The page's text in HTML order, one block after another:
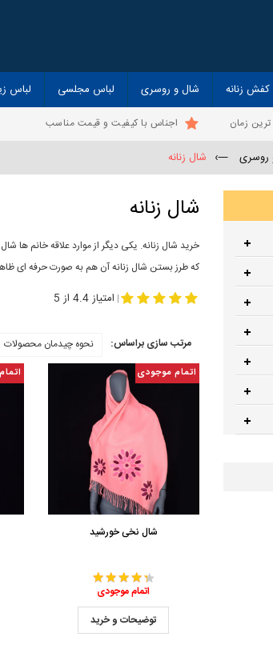
کفش زنانه شال و روسری لباس مجلسی لباس
زمان اجناس با کیفیت و قیمت مناسب
روسری —› شال زنانه
شال زنانه
خرید شال زنانه. یکی دیگر از موارد علاقه خانم ها
که طرز بستن شال زنانه آن هم به صورت حرفه ای
| امتیاز 4.4 از 5
مرتب سازی براساس: نحوه چیدمان محصولات
اتمام موجودی
شال نخی خورشید
اتمام موجودی
توضیحات و خرید